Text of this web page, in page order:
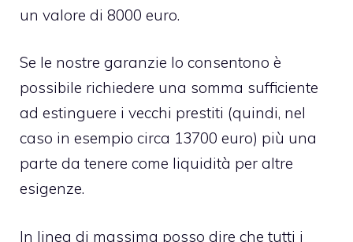
un valore di 8000 euro.
Se le nostre garanzie lo consentono è
possibile richiedere una somma sufficiente
ad estinguere i vecchi prestiti (quindi, nel
caso in esempio circa 13700 euro) più una
parte da tenere come liquidità per altre
esigenze.
In linea di massima posso dire che tutti i